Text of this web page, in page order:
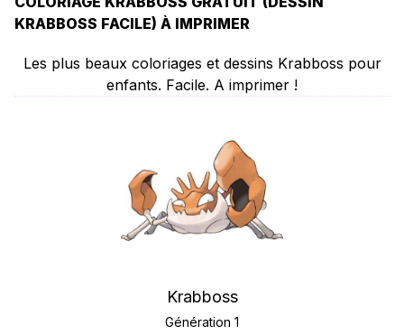
KRABBOSS FACILE) À IMPRIMER
Les plus beaux coloriages et dessins Krabboss pour
enfants. Facile. A imprimer !
Krabboss
Génération 1